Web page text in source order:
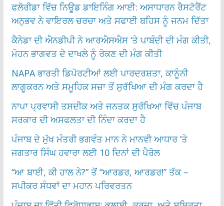
ਫਲੋਰੀਡਾ ਵਿੱਚ ਨਿਊਡ ਡਾਇਨਿੰਗ ਆਈ: ਅਸਾਧਾਰਨ ਰੈਸਟੋਰੈਂਟ
ਅਨੁਭਵ ਨੇ ਵਾਇਰਲ ਚਰਚਾ ਅਤੇ ਸਫਾਈ ਬਹਿਸ ਨੂੰ ਜਨਮ ਦਿੱਤਾ
ਕੈਨੇਡਾ ਦੀ ਐਨਡੀਪੀ ਨੇ ਆਰਐਸਐਸ ‘ਤੇ ਪਾਬੰਦੀ ਦੀ ਮੰਗ ਕੀਤੀ,
ਮੋਹਨ ਭਾਗਵਤ ਦੇ ਦਾਖਲੇ ਨੂੰ ਰੋਕਣ ਦੀ ਮੰਗ ਕੀਤੀ
NAPA ਭਾਰਤੀ ਡਿਪੋਰਟੀਆਂ ਲਈ ਪਾਰਦਰਸ਼ਤਾ, ਕਾਨੂੰਨੀ
ਲਾਗੂਕਰਨ ਅਤੇ ਸਮੂਹਿਕ ਸਜ਼ਾ ਤੋਂ ਸੁਰੱਖਿਆ ਦੀ ਮੰਗ ਕਰਦਾ ਹੈ
ਨਾਪਾ ਪ੍ਰਵਾਸੀ ਤਸਦੀਕ ਅਤੇ ਜਨਤਕ ਸੁਰੱਖਿਆ ਵਿੱਚ ਪੰਜਾਬ
ਸਰਕਾਰ ਦੀ ਅਸਫਲਤਾ ਦੀ ਨਿੰਦਾ ਕਰਦਾ ਹੈ
ਪੰਜਾਬ ਦੇ ਮੁੱਖ ਮੰਤਰੀ ਭਗਵੰਤ ਮਾਨ ਨੇ ਮਾਨਵੀ ਆਧਾਰ ‘ਤੇ
ਜਗਤਾਰ ਸਿੰਘ ਹਵਾਰਾ ਲਈ 10 ਦਿਨਾਂ ਦੀ ਪੈਰੋਲ
“ਆ ਬਾਈ, ਕੀ ਹਾਲ ਨੇ?” ਤੋਂ “ਆਰਡਰ, ਆਰਡਰ!” ਤੱਕ –
ਸਪੀਕਰ ਸੰਧਵਾਂ ਦਾ ਮਹਾਨ ਪਰਿਵਰਤਨ